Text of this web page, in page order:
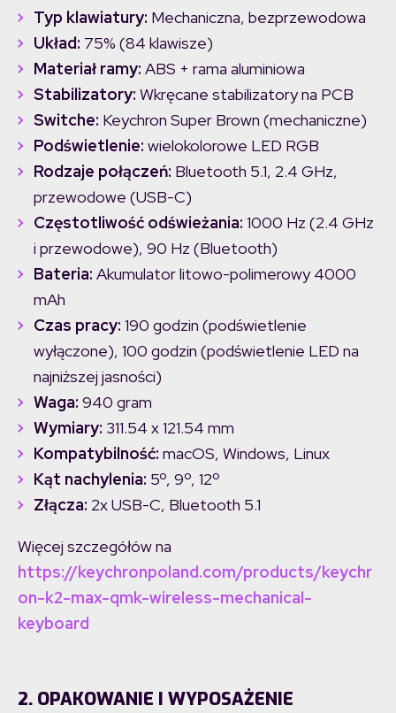
Typ klawiatury: Mechaniczna, bezprzewodowa
Układ: 75% (84 klawisze)
Materiał ramy: ABS + rama aluminiowa
Stabilizatory: Wkręcane stabilizatory na PCB
Switche: Keychron Super Brown (mechaniczne)
Podświetlenie: wielokolorowe LED RGB
Rodzaje połączeń: Bluetooth 5.1, 2.4 GHz,
przewodowe (USB-C)
Częstotliwość odświeżania: 1000 Hz (2.4 GHz
i przewodowe), 90 Hz (Bluetooth)
Bateria: Akumulator litowo-polimerowy 4000
mAh
Czas pracy: 190 godzin (podświetlenie
wyłączone), 100 godzin (podświetlenie LED na
najniższej jasności)
Waga: 940 gram
Wymiary: 311.54 x 121.54 mm
Kompatybilność: macOS, Windows, Linux
Kąt nachylenia: 5º, 9º, 12º
Złącza: 2x USB-C, Bluetooth 5.1
Więcej szczegółów na
https://keychronpoland.com/products/keychr
on-k2-max-qmk-wireless-mechanical-
keyboard
2. OPAKOWANIE I WYPOSAŻENIE